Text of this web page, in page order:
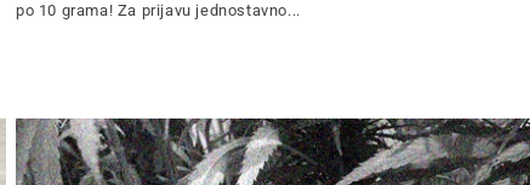
po 10 grama! Za prijavu jednostavno...